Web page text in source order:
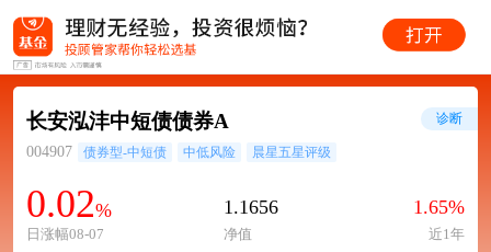
长安泓沣中短债债券A
004907 债券型-中短债 中低风险 晨星五星评级
0.02%
日涨幅08-07
1.1656
净值
1.65%
近1年
诊断